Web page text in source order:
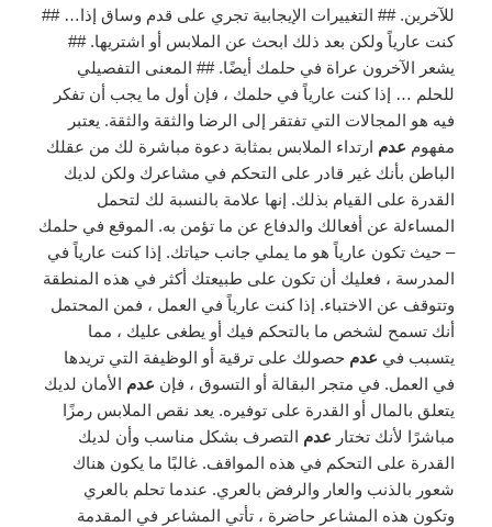
للآخرين. ## التغييرات الإيجابية تجري على قدم وساق إذا… ##
كنت عارياً ولكن بعد ذلك ابحث عن الملابس أو اشتريها. ##
يشعر الآخرون عراة في حلمك أيضًا. ## المعنى التفصيلي
للحلم … إذا كنت عارياً في حلمك ، فإن أول ما يجب أن تفكر
فيه هو المجالات التي تفتقر إلى الرضا والثقة والثقة. يعتبر
مفهوم عدم ارتداء الملابس بمثابة دعوة مباشرة لك من عقلك
الباطن بأنك غير قادر على التحكم في مشاعرك ولكن لديك
القدرة على القيام بذلك. إنها علامة بالنسبة لك لتحمل
المساءلة عن أفعالك والدفاع عن ما تؤمن به. الموقع في حلمك
– حيث تكون عارياً هو ما يملي جانب حياتك. إذا كنت عارياً في
المدرسة ، فعليك أن تكون على طبيعتك أكثر في هذه المنطقة
وتتوقف عن الاختباء. إذا كنت عارياً في العمل ، فمن المحتمل
أنك تسمح لشخص ما بالتحكم فيك أو يطغى عليك ، مما
يتسبب في عدم حصولك على ترقية أو الوظيفة التي تريدها
في العمل. في متجر البقالة أو التسوق ، فإن عدم الأمان لديك
يتعلق بالمال أو القدرة على توفيره. يعد نقص الملابس رمزًا
مباشرًا لأنك تختار عدم التصرف بشكل مناسب وأن لديك
القدرة على التحكم في هذه المواقف. غالبًا ما يكون هناك
شعور بالذنب والعار والرفض بالعري. عندما تحلم بالعري
وتكون هذه المشاعر حاضرة ، تأتي المشاعر في المقدمة